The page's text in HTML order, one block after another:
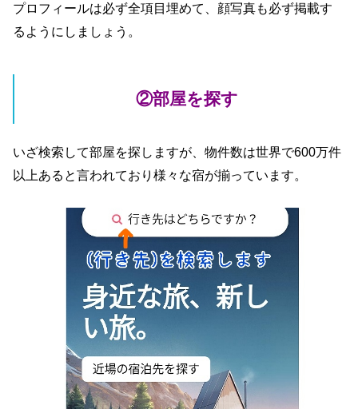
プロフィールは必ず全項目埋めて、顔写真も必ず掲載す
るようにしましょう。
②部屋を探す
いざ検索して部屋を探しますが、物件数は世界で600万件
以上あると言われており様々な宿が揃っています。